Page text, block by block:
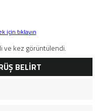
için tıklayın
ve kez görüntülendi.
BELİRT